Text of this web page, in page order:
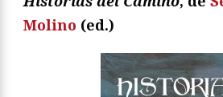
Molino (ed.)